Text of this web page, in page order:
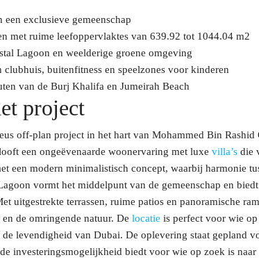
exclusieve gemeenschap
met ruime leefoppervlaktes van 639.92 tot 1044.04 m2
Lagoon en weelderige groene omgeving
clubhuis, buitenfitness en speelzones voor kinderen
van de Burj Khalifa en Jumeirah Beach
project
off-plan project in het hart van Mohammed Bin
een ongeëvenaarde woonervaring met luxe villa’s die
een modern minimalistisch concept, waarbij harmonie
vormt het middelpunt van de gemeenschap en
uitgestrekte terrassen, ruime patios en panoramische
de omringende natuur. De locatie is perfect voor wie
levendigheid van Dubai. De oplevering staat gepland
investeringsmogelijkheid biedt voor wie op zoek is